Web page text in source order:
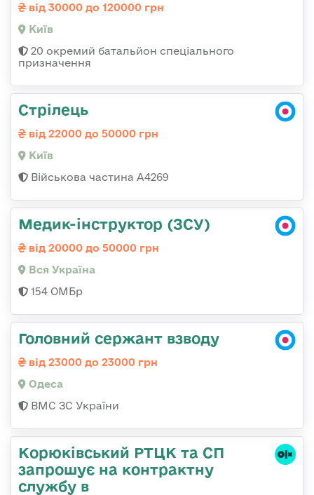
від 30000 до 120000 грн
Київ
20 окремий батальйон спеціального
призначення
Стрілець
від 22000 до 50000 грн
Київ
Військова частина А4269
Медик-інструктор (ЗСУ)
від 20000 до 50000 грн
Вся Україна
154 ОМБр
Головний сержант взводу
від 23000 до 23000 грн
Одеса
ВМС ЗС України
Корюківський РТЦК та СП
запрошує на контрактну
службу в